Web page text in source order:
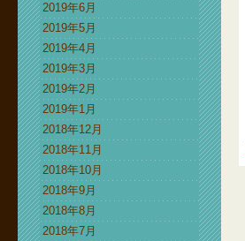
2019年6月
2019年5月
2019年4月
2019年3月
2019年2月
2019年1月
2018年12月
2018年11月
2018年10月
2018年9月
2018年8月
2018年7月